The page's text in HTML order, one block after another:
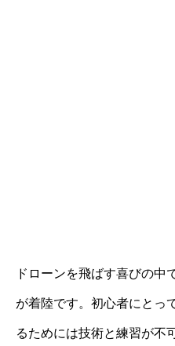
ドローンを飛ばす喜びの中
が着陸です。初心者にとっ
るためには技術と練習が不